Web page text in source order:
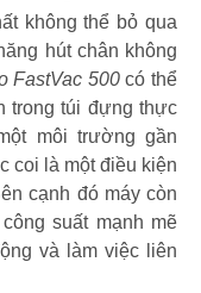
không thể bỏ qua
hút chân không
FastVac 500có thể
trong túi đựng thực
môi trường gần
coi là một điều kiện
cạnh đó máy còn
suất mạnh mẽ
và làm việc liên